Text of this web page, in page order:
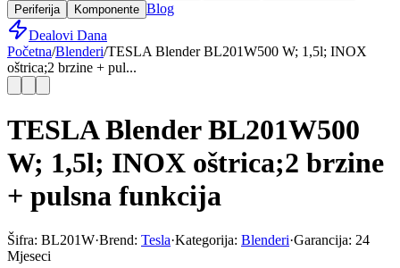
Periferija
Komponente Blog
Dealovi Dana
Početna/Blenderi/TESLA Blender BL201W500 W; 1,5l; INOX
oštrica;2 brzine + pul...
TESLA Blender BL201W500
W; 1,5l; INOX oštrica;2 brzine
+ pulsna funkcija
Šifra: BL201W·Brend: Tesla·Kategorija: Blenderi·Garancija: 24
Mjeseci